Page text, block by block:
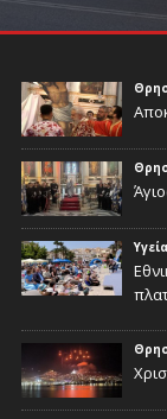
PLAY VIDEO
Υγεία